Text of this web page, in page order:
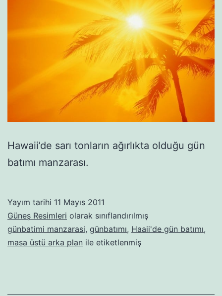
Hawaii’de sarı tonların ağırlıkta olduğu gün
batımı manzarası.
Yayım tarihi 11 Mayıs 2011
Güneş Resimleri olarak sınıflandırılmış
günbatimi manzarasi, günbatımı, Haaii'de gün batımı,
masa üstü arka plan ile etiketlenmiş